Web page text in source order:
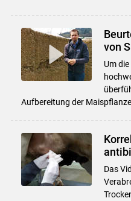
von
Um
Aufbereitung der
Das